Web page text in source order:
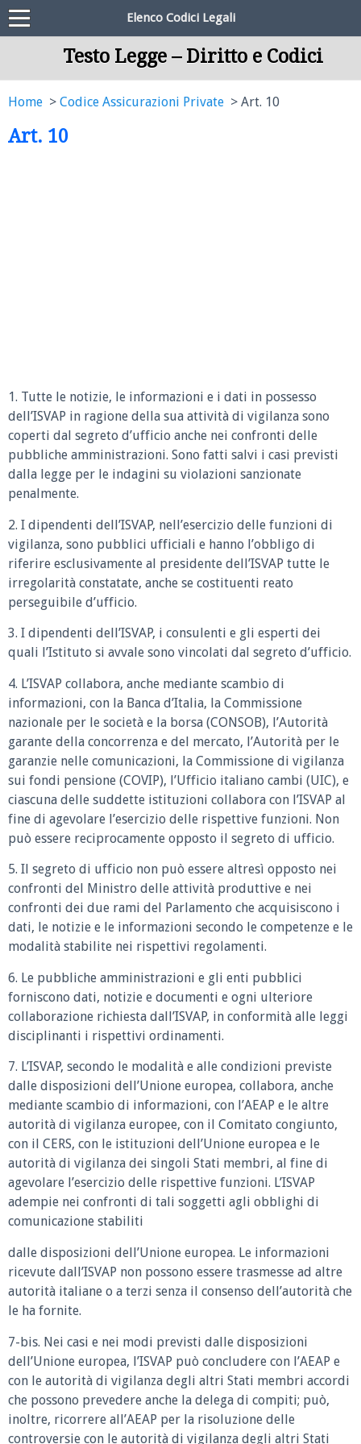
Elenco Codici Legali
Testo Legge – Diritto e Codici
Home Codice Assicurazioni Private Art. 10
Art. 10
1. Tutte le notizie, le informazioni e i dati in possesso
dell’ISVAP in ragione della sua attività di vigilanza sono
coperti dal segreto d’ufficio anche nei confronti delle
pubbliche amministrazioni. Sono fatti salvi i casi previsti
dalla legge per le indagini su violazioni sanzionate
penalmente.
2. I dipendenti dell’ISVAP, nell’esercizio delle funzioni di
vigilanza, sono pubblici ufficiali e hanno l’obbligo di
riferire esclusivamente al presidente dell’ISVAP tutte le
irregolarità constatate, anche se costituenti reato
perseguibile d’ufficio.
3. I dipendenti dell’ISVAP, i consulenti e gli esperti dei
quali l’Istituto si avvale sono vincolati dal segreto d’ufficio.
4. L’ISVAP collabora, anche mediante scambio di
informazioni, con la Banca d’Italia, la Commissione
nazionale per le società e la borsa (CONSOB), l’Autorità
garante della concorrenza e del mercato, l’Autorità per le
garanzie nelle comunicazioni, la Commissione di vigilanza
sui fondi pensione (COVIP), l’Ufficio italiano cambi (UIC), e
ciascuna delle suddette istituzioni collabora con l’ISVAP al
fine di agevolare l’esercizio delle rispettive funzioni. Non
può essere reciprocamente opposto il segreto di ufficio.
5. Il segreto di ufficio non può essere altresì opposto nei
confronti del Ministro delle attività produttive e nei
confronti dei due rami del Parlamento che acquisiscono i
dati, le notizie e le informazioni secondo le competenze e le
modalità stabilite nei rispettivi regolamenti.
6. Le pubbliche amministrazioni e gli enti pubblici
forniscono dati, notizie e documenti e ogni ulteriore
collaborazione richiesta dall’ISVAP, in conformità alle leggi
disciplinanti i rispettivi ordinamenti.
7. L’ISVAP, secondo le modalità e alle condizioni previste
dalle disposizioni dell’Unione europea, collabora, anche
mediante scambio di informazioni, con l’AEAP e le altre
autorità di vigilanza europee, con il Comitato congiunto,
con il CERS, con le istituzioni dell’Unione europea e le
autorità di vigilanza dei singoli Stati membri, al fine di
agevolare l’esercizio delle rispettive funzioni. L’ISVAP
adempie nei confronti di tali soggetti agli obblighi di
comunicazione stabiliti
dalle disposizioni dell’Unione europea. Le informazioni
ricevute dall’ISVAP non possono essere trasmesse ad altre
autorità italiane o a terzi senza il consenso dell’autorità che
le ha fornite.
7-bis. Nei casi e nei modi previsti dalle disposizioni
dell’Unione europea, l’ISVAP può concludere con l’AEAP e
con le autorità di vigilanza degli altri Stati membri accordi
che possono prevedere anche la delega di compiti; può,
inoltre, ricorrere all’AEAP per la risoluzione delle
controversie con le autorità di vigilanza degli altri Stati